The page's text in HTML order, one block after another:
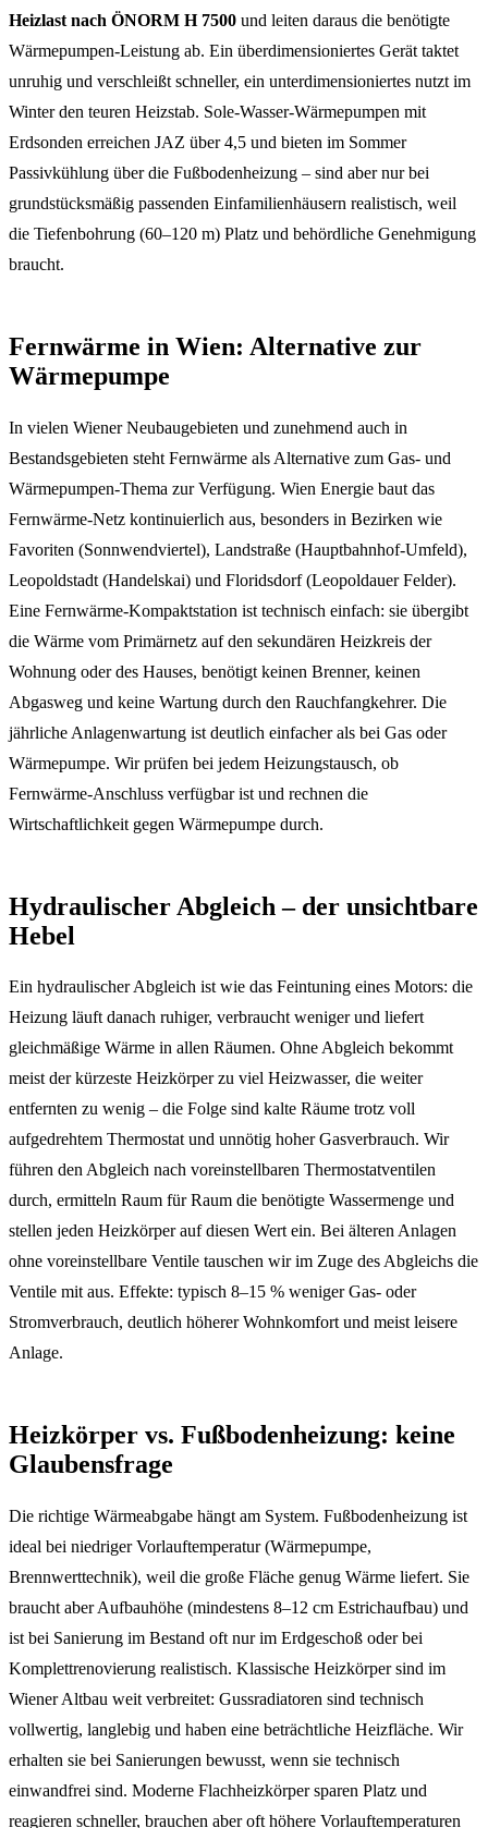
Heizlast nach ÖNORM H 7500 und leiten daraus die benötigte
Wärmepumpen-Leistung ab. Ein überdimensioniertes Gerät taktet
unruhig und verschleißt schneller, ein unterdimensioniertes nutzt im
Winter den teuren Heizstab. Sole-Wasser-Wärmepumpen mit
Erdsonden erreichen JAZ über 4,5 und bieten im Sommer
Passivkühlung über die Fußbodenheizung – sind aber nur bei
grundstücksmäßig passenden Einfamilienhäusern realistisch, weil
die Tiefenbohrung (60–120 m) Platz und behördliche Genehmigung
braucht.
Fernwärme in Wien: Alternative zur
Wärmepumpe
In vielen Wiener Neubaugebieten und zunehmend auch in
Bestandsgebieten steht Fernwärme als Alternative zum Gas- und
Wärmepumpen-Thema zur Verfügung. Wien Energie baut das
Fernwärme-Netz kontinuierlich aus, besonders in Bezirken wie
Favoriten (Sonnwendviertel), Landstraße (Hauptbahnhof-Umfeld),
Leopoldstadt (Handelskai) und Floridsdorf (Leopoldauer Felder).
Eine Fernwärme-Kompaktstation ist technisch einfach: sie übergibt
die Wärme vom Primärnetz auf den sekundären Heizkreis der
Wohnung oder des Hauses, benötigt keinen Brenner, keinen
Abgasweg und keine Wartung durch den Rauchfangkehrer. Die
jährliche Anlagenwartung ist deutlich einfacher als bei Gas oder
Wärmepumpe. Wir prüfen bei jedem Heizungstausch, ob
Fernwärme-Anschluss verfügbar ist und rechnen die
Wirtschaftlichkeit gegen Wärmepumpe durch.
Hydraulischer Abgleich – der unsichtbare
Hebel
Ein hydraulischer Abgleich ist wie das Feintuning eines Motors: die
Heizung läuft danach ruhiger, verbraucht weniger und liefert
gleichmäßige Wärme in allen Räumen. Ohne Abgleich bekommt
meist der kürzeste Heizkörper zu viel Heizwasser, die weiter
entfernten zu wenig – die Folge sind kalte Räume trotz voll
aufgedrehtem Thermostat und unnötig hoher Gasverbrauch. Wir
führen den Abgleich nach voreinstellbaren Thermostatventilen
durch, ermitteln Raum für Raum die benötigte Wassermenge und
stellen jeden Heizkörper auf diesen Wert ein. Bei älteren Anlagen
ohne voreinstellbare Ventile tauschen wir im Zuge des Abgleichs die
Ventile mit aus. Effekte: typisch 8–15 % weniger Gas- oder
Stromverbrauch, deutlich höherer Wohnkomfort und meist leisere
Anlage.
Heizkörper vs. Fußbodenheizung: keine
Glaubensfrage
Die richtige Wärmeabgabe hängt am System. Fußbodenheizung ist
ideal bei niedriger Vorlauftemperatur (Wärmepumpe,
Brennwerttechnik), weil die große Fläche genug Wärme liefert. Sie
braucht aber Aufbauhöhe (mindestens 8–12 cm Estrichaufbau) und
ist bei Sanierung im Bestand oft nur im Erdgeschoß oder bei
Komplettrenovierung realistisch. Klassische Heizkörper sind im
Wiener Altbau weit verbreitet: Gussradiatoren sind technisch
vollwertig, langlebig und haben eine beträchtliche Heizfläche. Wir
erhalten sie bei Sanierungen bewusst, wenn sie technisch
einwandfrei sind. Moderne Flachheizkörper sparen Platz und
reagieren schneller, brauchen aber oft höhere Vorlauftemperaturen